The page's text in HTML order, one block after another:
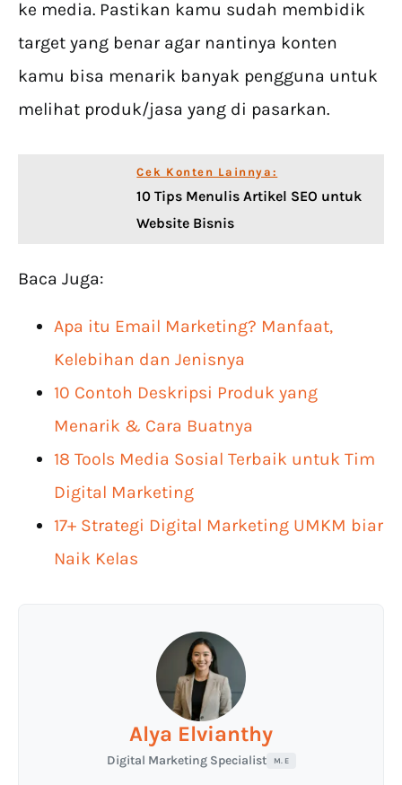
ke media. Pastikan kamu sudah membidik
target yang benar agar nantinya konten
kamu bisa menarik banyak pengguna untuk
melihat produk/jasa yang di pasarkan.
Cek Konten Lainnya:
10 Tips Menulis Artikel SEO untuk
Website Bisnis
Baca Juga:
Apa itu Email Marketing? Manfaat,
Kelebihan dan Jenisnya
10 Contoh Deskripsi Produk yang
Menarik & Cara Buatnya
18 Tools Media Sosial Terbaik untuk Tim
Digital Marketing
17+ Strategi Digital Marketing UMKM biar
Naik Kelas
Alya Elvianthy
Digital Marketing Specialist M. E